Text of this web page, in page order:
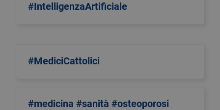
#IntelligenzaArtificiale
#MediciCattolici
#medicina #sanità #osteoporosi